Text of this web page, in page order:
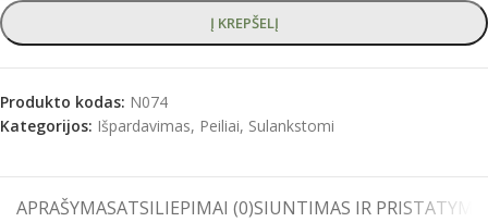
Į KREPŠELĮ
Produkto kodas: N074
Kategorijos: Išpardavimas, Peiliai, Sulankstomi
APRAŠYMASATSILIEPIMAI (0)SIUNTIMAS IR